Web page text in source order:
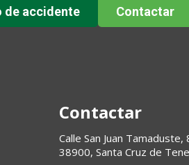
de accidente Contactar
Contactar
Calle San Juan Tamaduste,
38900, Santa Cruz de